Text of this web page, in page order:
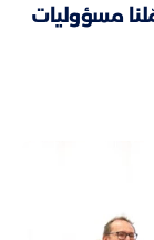
مسؤوليات